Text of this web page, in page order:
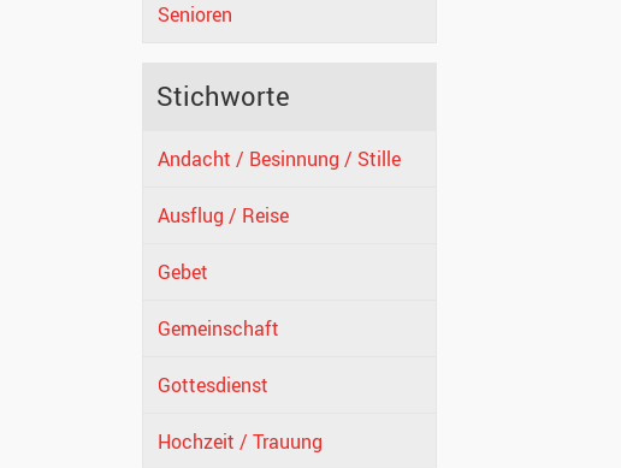
Senioren
Stichworte
Andacht / Besinnung / Stille
Ausflug / Reise
Gebet
Gemeinschaft
Gottesdienst
Hochzeit / Trauung